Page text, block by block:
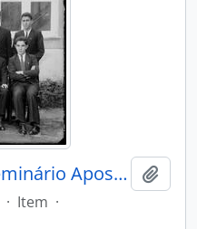
Padres e alunos do Seminário Apostólico São João de Brito
· Item ·